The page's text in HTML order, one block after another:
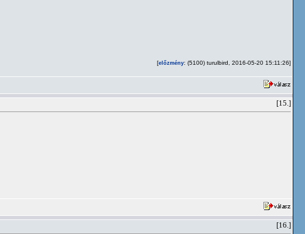
[előzmény: (5100) turulbird, 2016-05-20 15:11:26]
[15.]
[16.]